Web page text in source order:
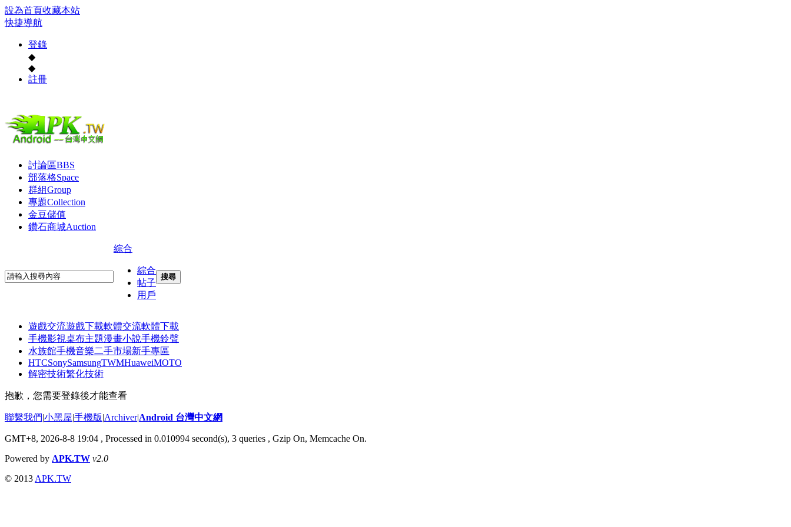
設為首頁收藏本站
快捷導航
登錄
◆
◆
註冊
討論區BBS
部落格Space
群組Group
專題Collection
金豆儲值
鑽石商城Auction
綜合
綜合
帖子
用戶
搜尋
遊戲交流遊戲下載軟體交流軟體下載
手機影視桌布主題漫畫小說手機鈴聲
水族館手機音樂二手市場新手專區
HTCSonySamsungTWMHuaweiMOTO
解密技術繁化技術
抱歉，您需要登錄後才能查看
聯繫我們|小黑屋|手機版|Archiver|Android 台灣中文網
GMT+8, 2026-8-8 19:04 , Processed in 0.010994 second(s), 3 queries , Gzip On, Memcache On.
Powered by APK.TW v2.0
© 2013 APK.TW